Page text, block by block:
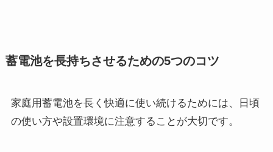
蓄電池を長持ちさせるための5つのコツ
家庭用蓄電池を長く快適に使い続けるためには、日頃
の使い方や設置環境に注意することが大切です。